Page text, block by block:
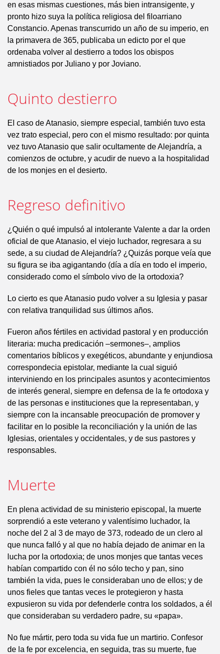
en esas mismas cuestiones, más bien intransigente, y
pronto hizo suya la política religiosa del filoarriano
Constancio. Apenas transcurrido un año de su imperio, en
la primavera de 365, publicaba un edicto por el que
ordenaba volver al destierro a todos los obispos
amnistiados por Juliano y por Joviano.
Quinto destierro
El caso de Atanasio, siempre especial, también tuvo esta
vez trato especial, pero con el mismo resultado: por quinta
vez tuvo Atanasio que salir ocultamente de Alejandría, a
comienzos de octubre, y acudir de nuevo a la hospitalidad
de los monjes en el desierto.
Regreso definitivo
¿Quién o qué impulsó al intolerante Valente a dar la orden
oficial de que Atanasio, el viejo luchador, regresara a su
sede, a su ciudad de Alejandría? ¿Quizás porque veía que
su figura se iba agigantando (día a día en todo el imperio,
considerado como el símbolo vivo de la ortodoxia?
Lo cierto es que Atanasio pudo volver a su Iglesia y pasar
con relativa tranquilidad sus últimos años.
Fueron años fértiles en actividad pastoral y en producción
literaria: mucha predicación –sermones–, amplios
comentarios bíblicos y exegéticos, abundante y enjundiosa
correspondecia epistolar, mediante la cual siguió
interviniendo en los principales asuntos y acontecimientos
de interés general, siempre en defensa de la fe ortodoxa y
de las personas e instituciones que la representaban, y
siempre con la incansable preocupación de promover y
facilitar en lo posible la reconciliación y la unión de las
Iglesias, orientales y occidentales, y de sus pastores y
responsables.
Muerte
En plena actividad de su ministerio episcopal, la muerte
sorprendió a este veterano y valentísimo luchador, la
noche del 2 al 3 de mayo de 373, rodeado de un clero al
que nunca falló y al que no había dejado de animar en la
lucha por la ortodoxia; de unos monjes que tantas veces
habían compartido con él no sólo techo y pan, sino
también la vida, pues le consideraban uno de ellos; y de
unos fieles que tantas veces le protegieron y hasta
expusieron su vida por defenderle contra los soldados, a él
que consideraban su verdadero padre, su «papa».
No fue mártir, pero toda su vida fue un martirio. Confesor
de la fe por excelencia, en seguida, tras su muerte, fue